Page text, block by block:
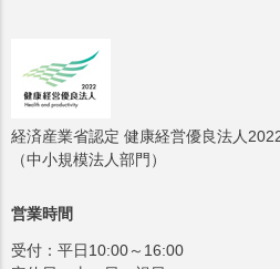
経済産業省認定 健康経営優良法人
（中小規模法人部門）
営業時間
受付：平日10:00～16:00